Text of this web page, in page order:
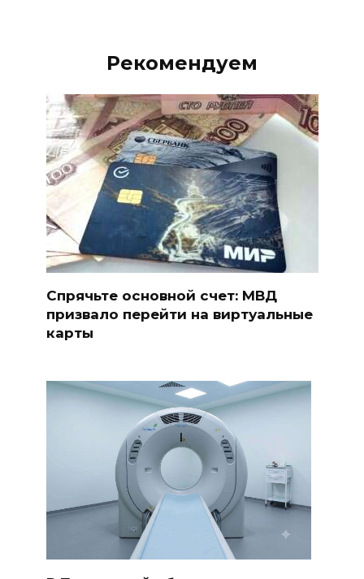
Рекомендуем
Спрячьте основной счет: МВД
призвало перейти на виртуальные
карты